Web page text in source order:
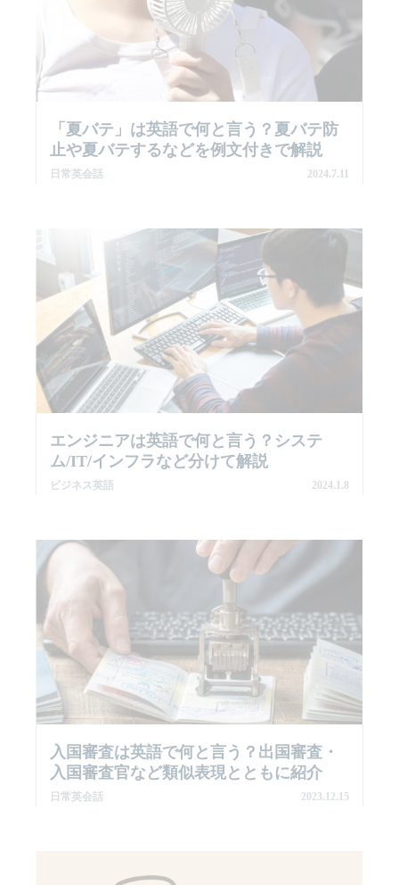
「夏バテ」は英語で何と言う？夏バテ防
止や夏バテするなどを例文付きで解説
日常英会話 2024.7.11
エンジニアは英語で何と言う？システ
ム/IT/インフラなど分けて解説
ビジネス英語 2024.1.8
入国審査は英語で何と言う？出国審査・
入国審査官など類似表現とともに紹介
日常英会話 2023.12.15